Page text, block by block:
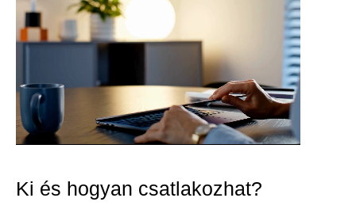
Ki és hogyan csatlakozhat?